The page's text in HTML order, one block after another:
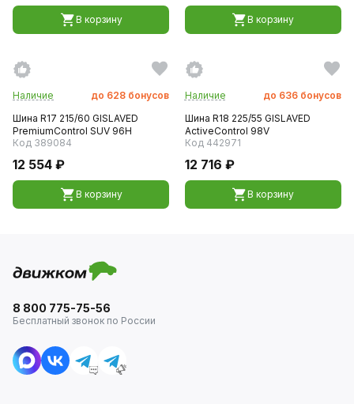
В корзину В корзину
Наличие до 628 бонусов
Шина R17 215/60 GISLAVED
PremiumControl SUV 96H
Код 389084
12 554 ₽
В корзину
Наличие до 636 бонусов
Шина R18 225/55 GISLAVED
ActiveControl 98V
Код 442971
12 716 ₽
В корзину
8 800 775-75-56
Бесплатный звонок по России